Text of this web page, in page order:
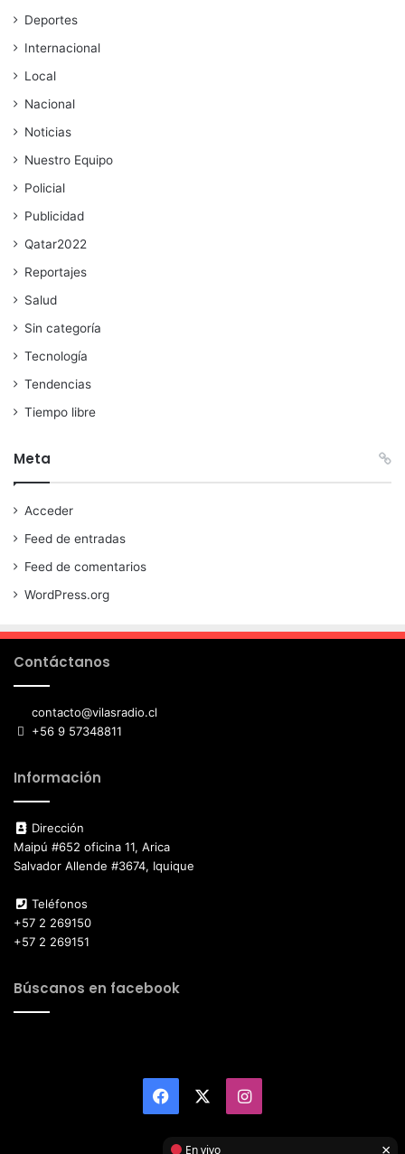
Deportes
Internacional
Local
Nacional
Noticias
Nuestro Equipo
Policial
Publicidad
Qatar2022
Reportajes
Salud
Sin categoría
Tecnología
Tendencias
Tiempo libre
Meta
Acceder
Feed de entradas
Feed de comentarios
WordPress.org
Contáctanos
contacto@vilasradio.cl
+56 9 57348811
Información
Dirección
Maipú #652 oficina 11, Arica
Salvador Allende #3674, Iquique
Teléfonos
+57 2 269150
+57 2 269151
Búscanos en facebook
Facebook Instagram
En vivo